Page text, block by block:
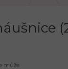
může